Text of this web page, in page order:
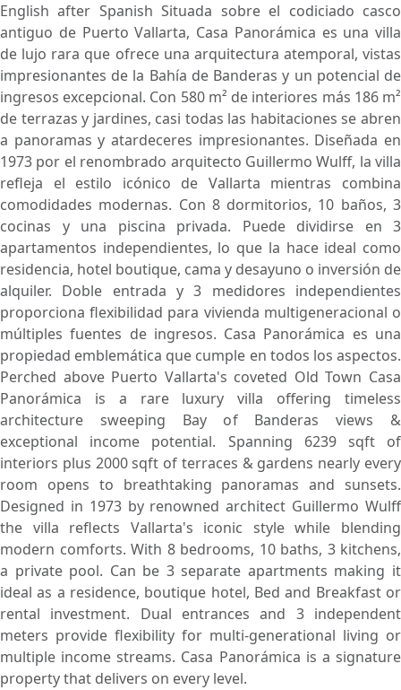
English after Spanish Situada sobre el codiciado casco
antiguo de Puerto Vallarta, Casa Panorámica es una villa
de lujo rara que ofrece una arquitectura atemporal, vistas
impresionantes de la Bahía de Banderas y un potencial de
ingresos excepcional. Con 580 m² de interiores más 186 m²
de terrazas y jardines, casi todas las habitaciones se abren
a panoramas y atardeceres impresionantes. Diseñada en
1973 por el renombrado arquitecto Guillermo Wulff, la villa
refleja el estilo icónico de Vallarta mientras combina
comodidades modernas. Con 8 dormitorios, 10 baños, 3
cocinas y una piscina privada. Puede dividirse en 3
apartamentos independientes, lo que la hace ideal como
residencia, hotel boutique, cama y desayuno o inversión de
alquiler. Doble entrada y 3 medidores independientes
proporciona flexibilidad para vivienda multigeneracional o
múltiples fuentes de ingresos. Casa Panorámica es una
propiedad emblemática que cumple en todos los aspectos.
Perched above Puerto Vallarta's coveted Old Town Casa
Panorámica is a rare luxury villa offering timeless
architecture sweeping Bay of Banderas views &
exceptional income potential. Spanning 6239 sqft of
interiors plus 2000 sqft of terraces & gardens nearly every
room opens to breathtaking panoramas and sunsets.
Designed in 1973 by renowned architect Guillermo Wulff
the villa reflects Vallarta's iconic style while blending
modern comforts. With 8 bedrooms, 10 baths, 3 kitchens,
a private pool. Can be 3 separate apartments making it
ideal as a residence, boutique hotel, Bed and Breakfast or
rental investment. Dual entrances and 3 independent
meters provide flexibility for multi-generational living or
multiple income streams. Casa Panorámica is a signature
property that delivers on every level.